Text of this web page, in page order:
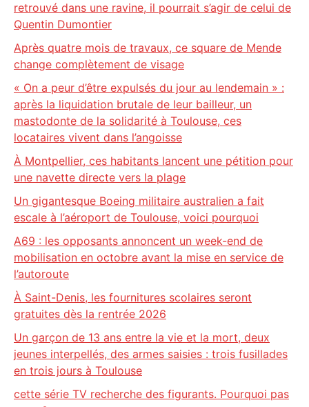
retrouvé dans une ravine, il pourrait s’agir de celui de
Quentin Dumontier
Après quatre mois de travaux, ce square de Mende
change complètement de visage
« On a peur d’être expulsés du jour au lendemain » :
après la liquidation brutale de leur bailleur, un
mastodonte de la solidarité à Toulouse, ces
locataires vivent dans l’angoisse
À Montpellier, ces habitants lancent une pétition pour
une navette directe vers la plage
Un gigantesque Boeing militaire australien a fait
escale à l’aéroport de Toulouse, voici pourquoi
A69 : les opposants annoncent un week-end de
mobilisation en octobre avant la mise en service de
l’autoroute
À Saint-Denis, les fournitures scolaires seront
gratuites dès la rentrée 2026
Un garçon de 13 ans entre la vie et la mort, deux
jeunes interpellés, des armes saisies : trois fusillades
en trois jours à Toulouse
cette série TV recherche des figurants. Pourquoi pas